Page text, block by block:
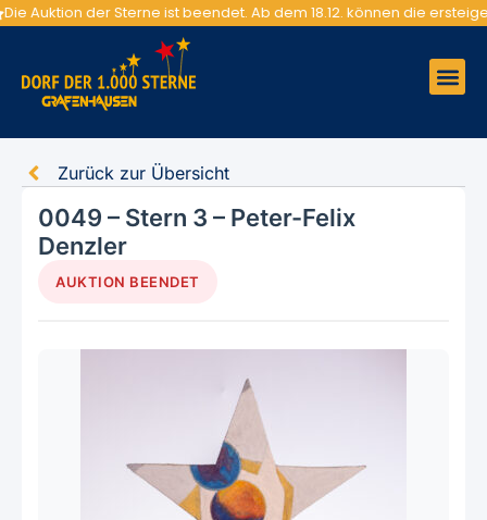
Die Auktion der Sterne ist beendet. Ab dem 18.12. können die
Zurück zur Übersicht
0049 – Stern 3 – Peter-Felix
Denzler
AUKTION BEENDET